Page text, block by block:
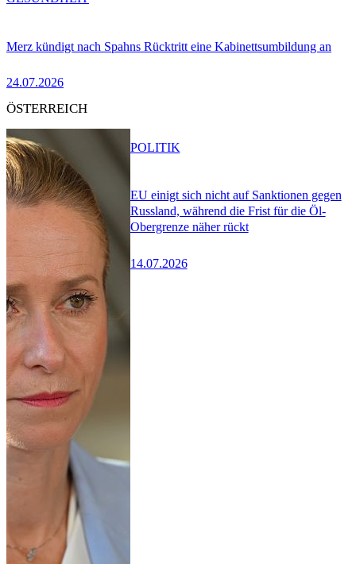
Merz kündigt nach Spahns Rücktritt eine Kabinettsumbildung an
24.07.2026
ÖSTERREICH
EU einigt sich nicht auf Sanktionen gegen
Russland, während die Frist für die Öl-
Obergrenze näher rückt
14.07.2026
POLITIK